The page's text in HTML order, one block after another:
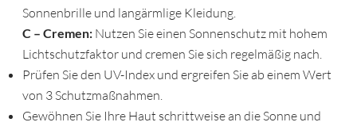
Sonnenbrille und langärmlige Kleidung.
C – Cremen: Nutzen Sie einen Sonnenschutz mit hohem
Lichtschutzfaktor und cremen Sie sich regelmäßig nach.
Prüfen Sie den UV-Index und ergreifen Sie ab einem Wert
von 3 Schutzmaßnahmen.
Gewöhnen Sie Ihre Haut schrittweise an die Sonne und